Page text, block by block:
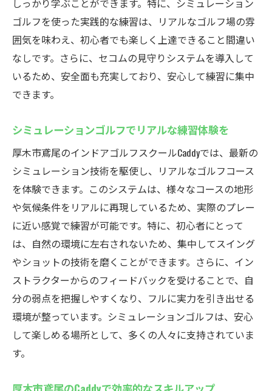
安全に配慮した設計で安心の練習環境
無料体験可能なCaddyインドアゴルフスクールで
スキルアップ
無料体験レッスンで施設をチェック
無料体験で感じるCaddyの魅力
体験レッスン後の充実したフィードバック
スキルアップを目指すすべてのゴルファー
におすすめ
シミュレーションゴルフで効率的に上達！Caddy
インドアゴルフスクール
リアルなシミュレーションで実践力を強化
動画解析でスイング改善をサポート
データ分析で自分の弱点を克服
高精度のシミュレーターでリアルなコース
体験
しっかり学ぶことができます。特に、シミュレーション
ゴルフを使った実践的な練習は、リアルなゴルフ場の雰
囲気を味わえ、初心者でも楽しく上達できること間違い
なしです。さらに、セコムの見守りシステムを導入して
いるため、安全面も充実しており、安心して練習に集中
できます。
シミュレーションゴルフでリアルな練習体験を
厚木市鳶尾のインドアゴルフスクールCaddyでは、最新の
シミュレーション技術を駆使し、リアルなゴルフコース
を体験できます。このシステムは、様々なコースの地形
や気候条件をリアルに再現しているため、実際のプレー
に近い感覚で練習が可能です。特に、初心者にとって
は、自然の環境に左右されないため、集中してスイング
やショットの技術を磨くことができます。さらに、イン
ストラクターからのフィードバックを受けることで、自
分の弱点を把握しやすくなり、フルに実力を引き出せる
環境が整っています。シミュレーションゴルフは、安心
して楽しめる場所として、多くの人々に支持されていま
す。